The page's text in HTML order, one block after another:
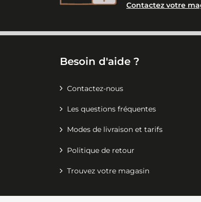
Contactez votre
Besoin d'aide ?
Contactez-nous
Les questions fréquentes
Modes de livraison et tarifs
Politique de retour
Trouvez votre magasin